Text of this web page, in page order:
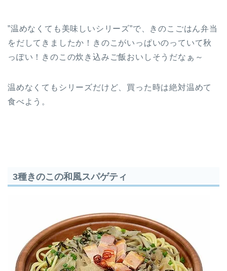
”温めなくても美味しいシリーズ”で、きのこごはん弁当
をだしてきましたか！きのこがいっぱいのっていて秋
っぽい！きのこの炊き込みご飯おいしそうだなぁ～
温めなくてもシリーズだけど、買った時は絶対温めて
食べよう。
3種きのこの和風スパゲティ